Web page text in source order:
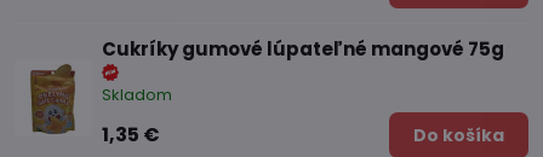
Cukríky gumové lúpateľné mangové 75g
Skladom
1,35 € Do košíka